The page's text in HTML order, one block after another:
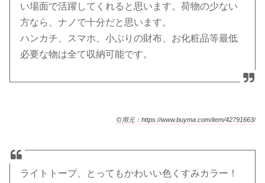
い場面で活躍してくれると思います。荷物の少ない
方なら、ナノで十分だと思います。
ハンカチ、スマホ、小ぶりの財布、お化粧品等最低
必要な物は全て収納可能です。
引用元：https://www.buyma.com/item/42791663/
ライトトープ、とってもかわいい色くすみカラー！